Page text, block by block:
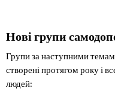
Нові групи
Групи за наступними
створені протягом року і
людей: